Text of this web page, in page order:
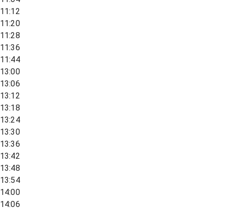
11:12
11:20
11:28
11:36
11:44
13:00
13:06
13:12
13:18
13:24
13:30
13:36
13:42
13:48
13:54
14:00
14:06